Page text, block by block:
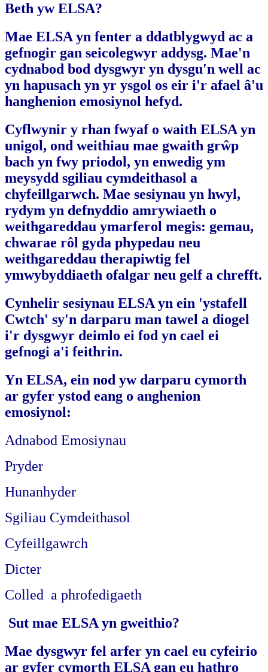
Beth yw ELSA?
Mae ELSA yn fenter a ddatblygwyd ac a
gefnogir gan seicolegwyr addysg. Mae'n
cydnabod bod dysgwyr yn dysgu'n well ac
yn hapusach yn yr ysgol os eir i'r afael â'u
hanghenion emosiynol hefyd.
Cyflwynir y rhan fwyaf o waith ELSA yn
unigol, ond weithiau mae gwaith grŵp
bach yn fwy priodol, yn enwedig ym
meysydd sgiliau cymdeithasol a
chyfeillgarwch. Mae sesiynau yn hwyl,
rydym yn defnyddio amrywiaeth o
weithgareddau ymarferol megis: gemau,
chwarae rôl gyda phypedau neu
weithgareddau therapiwtig fel
ymwybyddiaeth ofalgar neu gelf a chrefft.
Cynhelir sesiynau ELSA yn ein 'ystafell
Cwtch' sy'n darparu man tawel a diogel
i'r dysgwyr deimlo ei fod yn cael ei
gefnogi a'i feithrin.
Yn ELSA, ein nod yw darparu cymorth
ar gyfer ystod eang o anghenion
emosiynol:
Adnabod Emosiynau
Pryder
Hunanhyder
Sgiliau Cymdeithasol
Cyfeillgawrch
Dicter
Colled a phrofedigaeth
Sut mae ELSA yn gweithio?
Mae dysgwyr fel arfer yn cael eu cyfeirio
ar gyfer cymorth ELSA gan eu hathro